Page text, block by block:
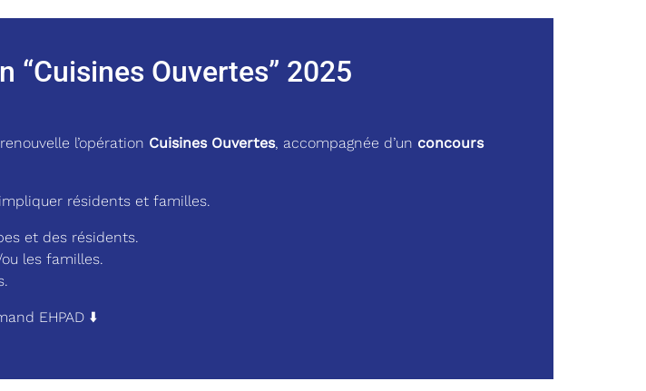
“Cuisines Ouvertes” 2025
l’opération Cuisines Ouvertes, accompagnée d’un concours
résidents et familles.
et des résidents.
les familles.
EHPAD ⬇️